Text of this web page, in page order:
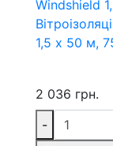
1,5 х 50 м,
2 036 грн.
-